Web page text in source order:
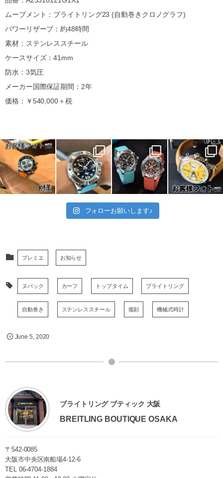
ムーブメント：ブライトリング23 (自動巻きクロノグラフ)
パワーリザーブ：約48時間
素材：ステンレススチール
ケースサイズ：41mm
防水：3気圧
メーカー国際保証期間：2年
価格：￥540,000＋税
フォローお願いします♪
プレミエ お知らせ
ヌバック カーフ トップタイム ブライトリング
自動巻き ステンレススチール 復刻 機械式時計
June 5, 2020
ブライトリング ブティック 大阪
BREITLING BOUTIQUE OSAKA
〒542-0085
大阪市中央区南船場4-12-6
TEL 06-4704-1884